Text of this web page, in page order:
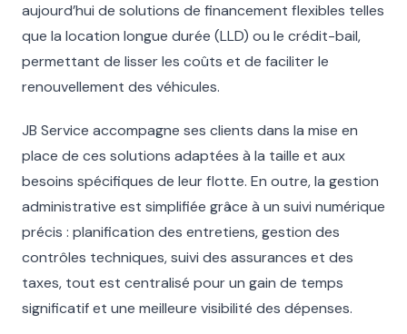
aujourd’hui de solutions de financement flexibles telles
que la location longue durée (LLD) ou le crédit-bail,
permettant de lisser les coûts et de faciliter le
renouvellement des véhicules.
JB Service accompagne ses clients dans la mise en
place de ces solutions adaptées à la taille et aux
besoins spécifiques de leur flotte. En outre, la gestion
administrative est simplifiée grâce à un suivi numérique
précis : planification des entretiens, gestion des
contrôles techniques, suivi des assurances et des
taxes, tout est centralisé pour un gain de temps
significatif et une meilleure visibilité des dépenses.